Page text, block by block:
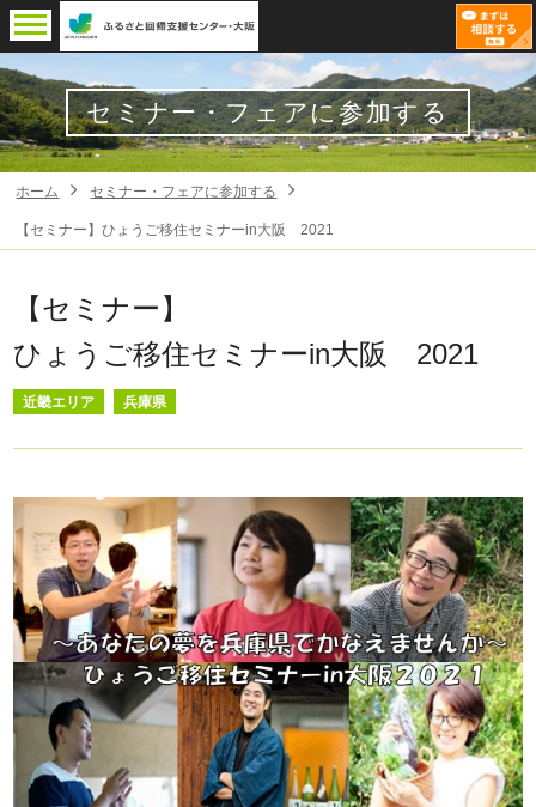
セミナー・フェアに参加する
ホーム セミナー・フェアに参加する
【セミナー】ひょうご移住セミナーin大阪 2021
【セミナー】
ひょうご移住セミナーin大阪 2021
近畿エリア 兵庫県